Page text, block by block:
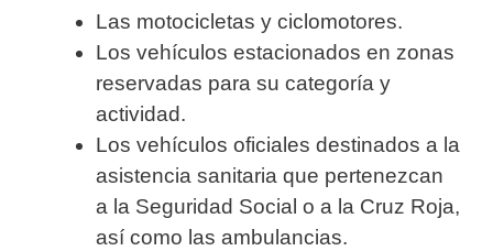
Las motocicletas y ciclomotores.
Los vehículos estacionados en zonas
reservadas para su categoría y
actividad.
Los vehículos oficiales destinados a la
asistencia sanitaria que pertenezcan
a la Seguridad Social o a la Cruz Roja,
así como las ambulancias.